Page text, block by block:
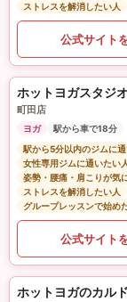
ストレスを解消したい人
公式サイト
ホットヨガスタジ
町田店
ヨガ
駅から車で18分
駅から5分以内のジムに
女性専用ジムに通いたい
姿勢・腰痛・肩こりが気
ストレスを解消したい人
グループレッスンで始め
公式サイト
ホットヨガのカルド